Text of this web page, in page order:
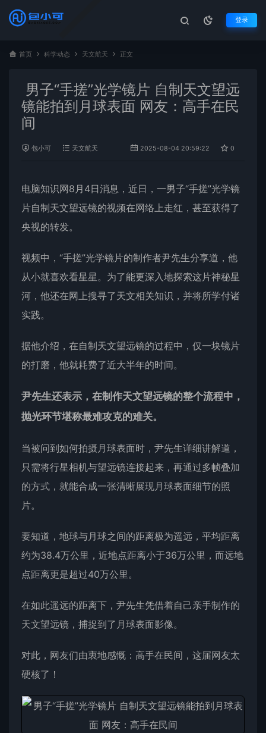
登录
首页 科学动态 天文航天 正文
男子“手搓”光学镜片 自制天文望远
镜能拍到月球表面 网友：高手在民
间
包小可 天文航天 2025-08-04 20:59:22 0
电脑知识网8月4日消息，近日，一男子“手搓”光学镜
片自制天文望远镜的视频在网络上走红，甚至获得了
央视的转发。
视频中，“手搓”光学镜片的制作者尹先生分享道，他
从小就喜欢看星星。为了能更深入地探索这片神秘星
河，他还在网上搜寻了天文相关知识，并将所学付诸
实践。
据他介绍，在自制天文望远镜的过程中，仅一块镜片
的打磨，他就耗费了近大半年的时间。
尹先生还表示，在制作天文望远镜的整个流程中，
抛光环节堪称最难攻克的难关。
当被问到如何拍摄月球表面时，尹先生详细讲解道，
只需将行星相机与望远镜连接起来，再通过多帧叠加
的方式，就能合成一张清晰展现月球表面细节的照
片。
要知道， 地球与月球之间的距离极为遥远，平均距离
约为38.4万公里，近地点距离小于36万公里，而远地
点距离更是超过40万公里。
在如此遥远的距离下，尹先生凭借着自己亲手制作的
天文望远镜，捕捉到了月球表面影像。
对此，网友们由衷地感慨：高手在民间，这届网友太
硬核了！